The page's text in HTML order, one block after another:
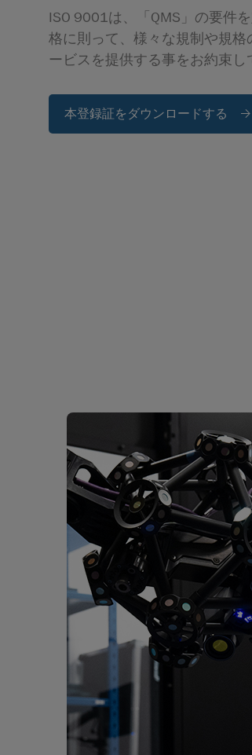
ISO 9001は、「QMS」の要件
格に則って、様々な規制や規
ービスを提供する事をお約束し
本登録証をダウンロードする